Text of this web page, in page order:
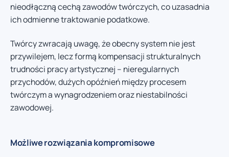
nieodłączną cechą zawodów twórczych, co uzasadnia
ich odmienne traktowanie podatkowe.
Twórcy zwracają uwagę, że obecny system nie jest
przywilejem, lecz formą kompensacji strukturalnych
trudności pracy artystycznej – nieregularnych
przychodów, dużych opóźnień między procesem
twórczym a wynagrodzeniem oraz niestabilności
zawodowej.
Możliwe rozwiązania kompromisowe